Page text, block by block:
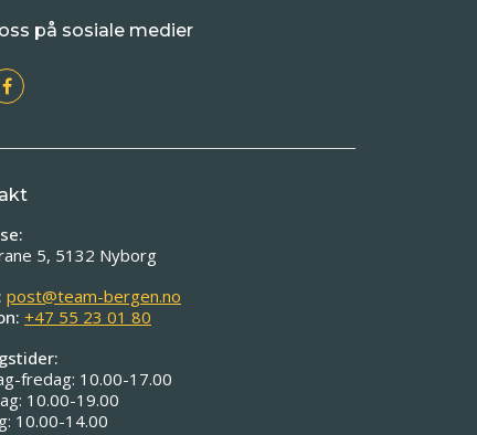
på sosiale medier
5, 5132 Nyborg
post@team-bergen.no
+47 55 23 01 80
fredag: 10.00-17.00
10.00-19.00
10.00-14.00